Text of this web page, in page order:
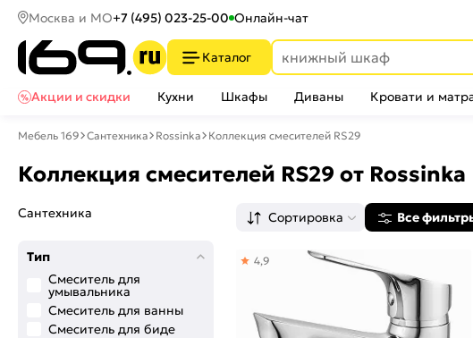
Москва и МО+7 (495) 023-25-00 Онлайн-чат
Каталог
Акции и скидки
Кухни Шкафы Диваны Кровати и
Мебель 169 Сантехника Rossinka Коллекция смесителей RS29
Коллекция смесителей RS29 от Rossinka
Сантехника
Тип
Смеситель для
умывальника
Смеситель для ванны
Смеситель для биде
Сортировка Все
4,9